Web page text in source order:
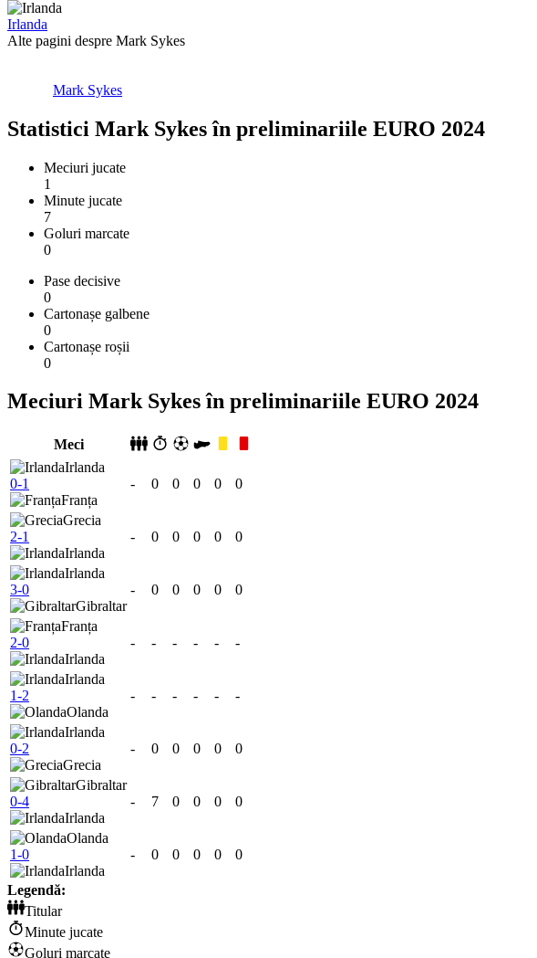
Irlanda
Alte pagini despre Mark Sykes
Mark Sykes
Statistici Mark Sykes în preliminariile EURO 2024
Meciuri jucate
1
Minute jucate
7
Goluri marcate
0
Pase decisive
0
Cartonașe galbene
0
Cartonașe roșii
0
Meciuri Mark Sykes în preliminariile EURO 2024
Meci
Irlanda
0-1
Franța
- 0 0 0 0 0
Grecia
2-1
Irlanda
- 0 0 0 0 0
Irlanda
3-0
Gibraltar
- 0 0 0 0 0
Franța
2-0
Irlanda
- - - - - -
Irlanda
1-2
Olanda
- - - - - -
Irlanda
0-2
Grecia
- 0 0 0 0 0
Gibraltar
0-4
Irlanda
- 7 0 0 0 0
Olanda
1-0
Irlanda
- 0 0 0 0 0
Legendă:
Titular
Minute jucate
Goluri marcate